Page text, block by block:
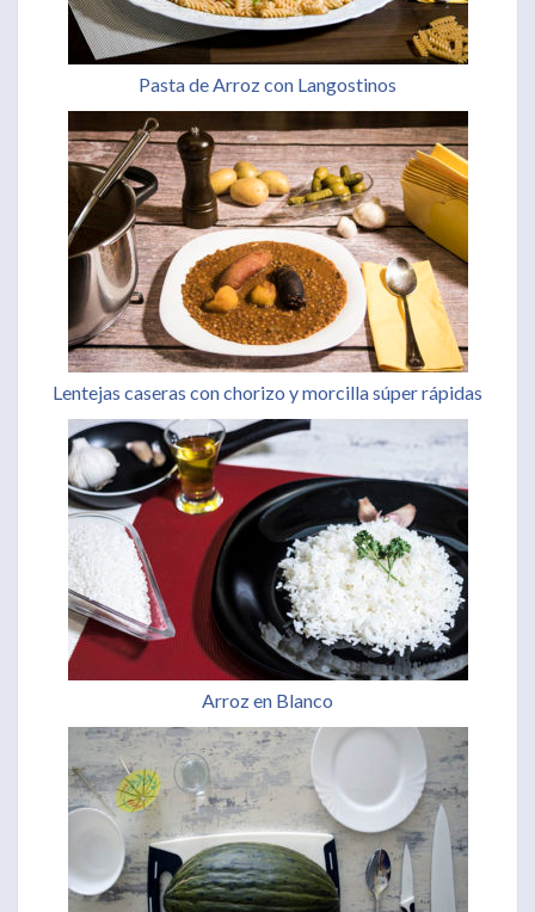
Pasta de Arroz con Langostinos
Lentejas caseras con chorizo y morcilla súper rápidas
Arroz en Blanco